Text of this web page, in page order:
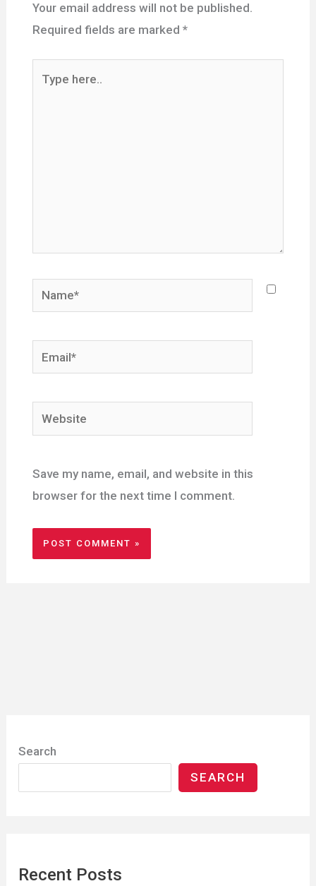
Your email address will not be published.
Required fields are marked *
Name*
Email*
Website
Save my name, email, and website in this
browser for the next time I comment.
Search
SEARCH
Recent Posts